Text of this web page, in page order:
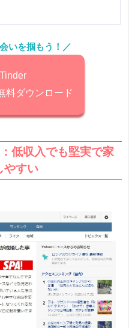
いを掴もう！／
Tinder
料ダウンロード
低収入でも堅実で家
やすい